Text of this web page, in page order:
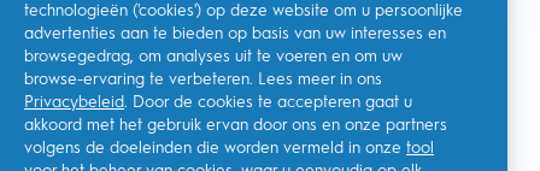
Ik geef toestemming voor het ontvangen van
gepersonaliseerde communicatie met betrekking tot
aanbiedingen, nieuws en andere promotionele initiatieven van
Oral-B en andere
P&G-merken
kan me op elk momentafmelden.
Procter & Gamble, als verwerkingsverantwoordelijke, zal uw
persoonlijke gegevens verwerken zodat u zich bij deze site kunt
registreren en de interactie kunt aangaan met de aangeboden
diensten en zodat P&G u, afhankelijk van uw toestemming,
technologieën ('cookies') op deze website om u persoonlijke
advertenties aan te bieden op basis van uw interesses en
browsegedrag, om analyses uit te voeren en om uw
browse-ervaring te verbeteren. Lees meer in ons
Privacybeleid. Door de cookies te accepteren gaat u
akkoord met het gebruik ervan door ons en onze partners
volgens de doeleinden die worden vermeld in onze tool